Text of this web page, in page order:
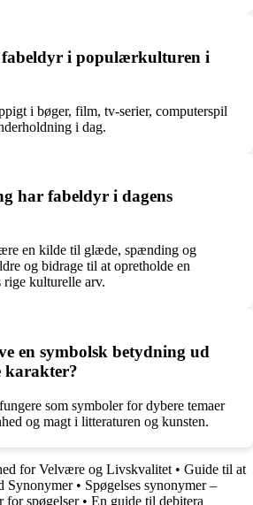
i populærkulturen i
i bøger, film, tv-serier, computerspil
i dag.
har fabeldyr i dagens
en kilde til glæde, spænding og
og bidrage til at opretholde en
rige kulturelle arv.
en symbolsk betydning ud
karakter?
som symboler for dybere temaer
og magt i litteraturen og kunsten.
for Velvære og Livskvalitet • Guide til at
Synonymer• Spøgelses synonymer –
for spøgelser• En guide til debitera